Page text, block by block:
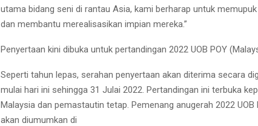
utama bidang seni di rantau Asia, kami berharap untuk
dan membantu merealisasikan impian mereka.”
Penyertaan kini dibuka untuk pertandingan 2022 UOB POY
Seperti tahun lepas, serahan penyertaan akan diterima secara
mulai hari ini sehingga 31 Julai 2022. Pertandingan ini terbuka
Malaysia dan pemastautin tetap. Pemenang anugerah 2022
akan diumumkan di